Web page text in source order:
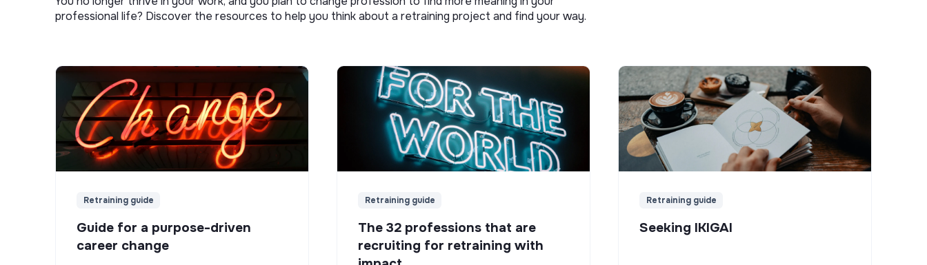
professional life? Discover the resources to help you think about a retraining project and find your way.
Retraining guide
Guide for a purpose-driven
career change
Retraining guide
The 32 professions that are
recruiting for retraining with
Retraining guide
Seeking IKIGAI